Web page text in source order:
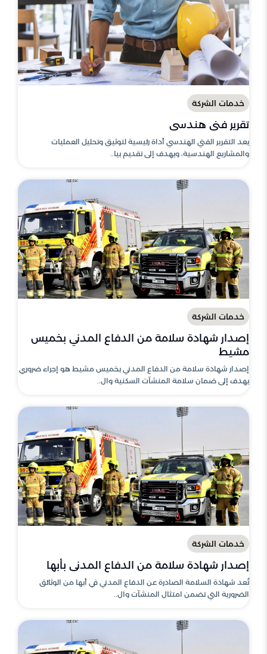
خدمات الشركة
تقرير فني هندسي
يعد التقرير الفني الهندسي أداة رئيسية لتوثيق وتحليل العمليات
والمشاريع الهندسية، ويهدف إلى تقديم بيا..
خدمات الشركة
إصدار شهادة سلامة من الدفاع المدني بخميس
مشيط
إصدار شهادة سلامة من الدفاع المدني بخميس مشيط هو إجراء ضروري
يهدف إلى ضمان سلامة المنشآت السكنية وال..
خدمات الشركة
إصدار شهادة سلامة من الدفاع المدني بأبها
تُعد شهادة السلامة الصادرة عن الدفاع المدني في أبها من الوثائق
الضرورية التي تضمن امتثال المنشآت وال..